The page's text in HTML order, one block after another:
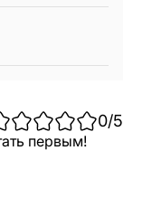
0/5
первым!